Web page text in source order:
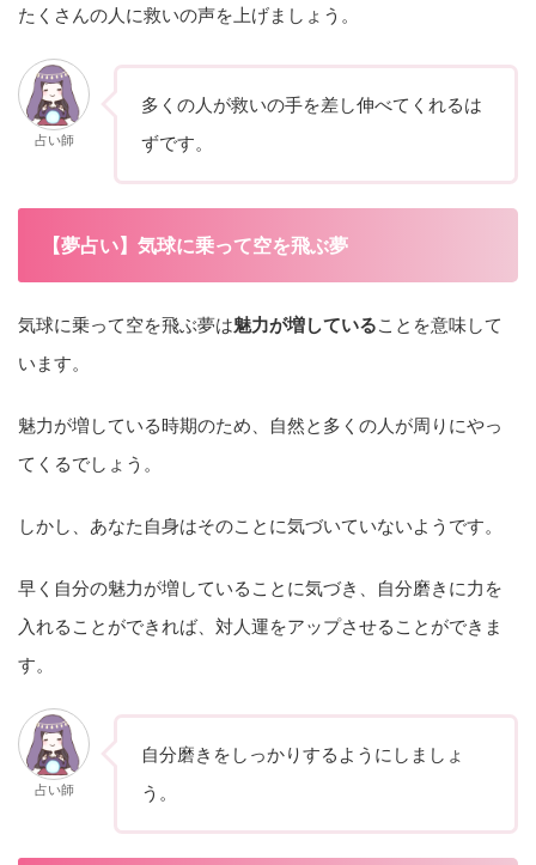
たくさんの人に救いの声を上げましょう。
占い師
多くの人が救いの手を差し伸べてくれるは
ずです。
【夢占い】気球に乗って空を飛ぶ夢
気球に乗って空を飛ぶ夢は魅力が増していることを意味して
います。
魅力が増している時期のため、自然と多くの人が周りにやっ
てくるでしょう。
しかし、あなた自身はそのことに気づいていないようです。
早く自分の魅力が増していることに気づき、自分磨きに力を
入れることができれば、対人運をアップさせることができま
す。
占い師
自分磨きをしっかりするようにしましょ
う。